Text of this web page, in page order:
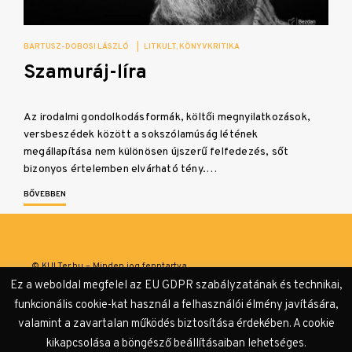
BARTUSZ-DOBOSI LÁSZLÓ LITKULT KÖNYVKRITIKA
Szamuráj-líra
Az irodalmi gondolkodásformák, költői megnyilatkozások,
versbeszédek között a sokszólamúság létének
megállapítása nem különösen újszerű felfedezés, sőt
bizonyos értelemben elvárható tény.…
BŐVEBBEN
© KULTer.hu – Minden jog fenntartva
Adatvédelmi tájékoztató
Ez a weboldal megfelel az EU GDPR szabályzatának és technikai,
funkcionális cookie-kat használ a felhasználói élmény javítására,
valamint a zavartalan működés biztosítása érdekében. A cookie
kikapcsolása a böngésző beállításaiban lehetséges.